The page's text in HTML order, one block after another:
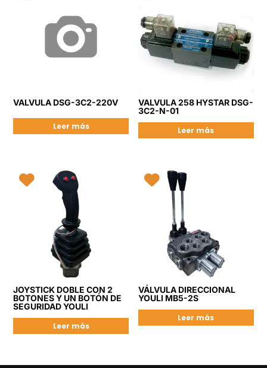
VALVULA DSG-3C2-220V
Leer más
VALVULA 258 HYSTAR DSG-
3C2-N-01
Leer más
JOYSTICK DOBLE CON 2
BOTONES Y UN BOTÓN DE
SEGURIDAD YOULI
Leer más
VÁLVULA DIRECCIONAL
YOULI MB5-2S
Leer más